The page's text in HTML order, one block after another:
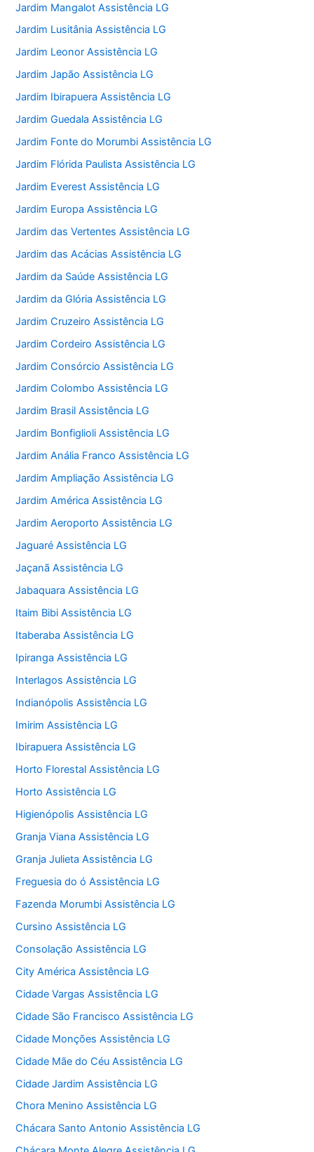
Jardim Mangalot Assistência LG
Jardim Lusitânia Assistência LG
Jardim Leonor Assistência LG
Jardim Japão Assistência LG
Jardim Ibirapuera Assistência LG
Jardim Guedala Assistência LG
Jardim Fonte do Morumbi Assistência LG
Jardim Flórida Paulista Assistência LG
Jardim Everest Assistência LG
Jardim Europa Assistência LG
Jardim das Vertentes Assistência LG
Jardim das Acácias Assistência LG
Jardim da Saúde Assistência LG
Jardim da Glória Assistência LG
Jardim Cruzeiro Assistência LG
Jardim Cordeiro Assistência LG
Jardim Consórcio Assistência LG
Jardim Colombo Assistência LG
Jardim Brasil Assistência LG
Jardim Bonfiglioli Assistência LG
Jardim Anália Franco Assistência LG
Jardim Ampliação Assistência LG
Jardim América Assistência LG
Jardim Aeroporto Assistência LG
Jaguaré Assistência LG
Jaçanã Assistência LG
Jabaquara Assistência LG
Itaim Bibi Assistência LG
Itaberaba Assistência LG
Ipiranga Assistência LG
Interlagos Assistência LG
Indianópolis Assistência LG
Imirim Assistência LG
Ibirapuera Assistência LG
Horto Florestal Assistência LG
Horto Assistência LG
Higienópolis Assistência LG
Granja Viana Assistência LG
Granja Julieta Assistência LG
Freguesia do ó Assistência LG
Fazenda Morumbi Assistência LG
Cursino Assistência LG
Consolação Assistência LG
City América Assistência LG
Cidade Vargas Assistência LG
Cidade São Francisco Assistência LG
Cidade Monções Assistência LG
Cidade Mãe do Céu Assistência LG
Cidade Jardim Assistência LG
Chora Menino Assistência LG
Chácara Santo Antonio Assistência LG